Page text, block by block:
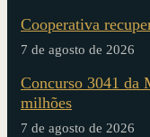
Cooperativa
7 de agosto de 2026
Concurso 3041 da
milhões
7 de agosto de 2026